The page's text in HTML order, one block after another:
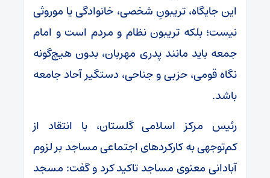
این جایگاه، تریبونِ شخصی، خانوادگی یا موروثی
نیست؛ بلکه تریبون نظام و مردم است و امام
جمعه باید مانند پدری مهربان، بدون هیچ‌گونه
نگاه قومی، حزبی و جناحی، دستگیر آحاد جامعه
باشد.
رئیس مرکز اسلامی گلستان، با انتقاد از
کم‌توجهی به کارکردهای اجتماعی مساجد بر لزوم
آبادانی معنوی مساجد تاکید کرد و گفت: مسجد